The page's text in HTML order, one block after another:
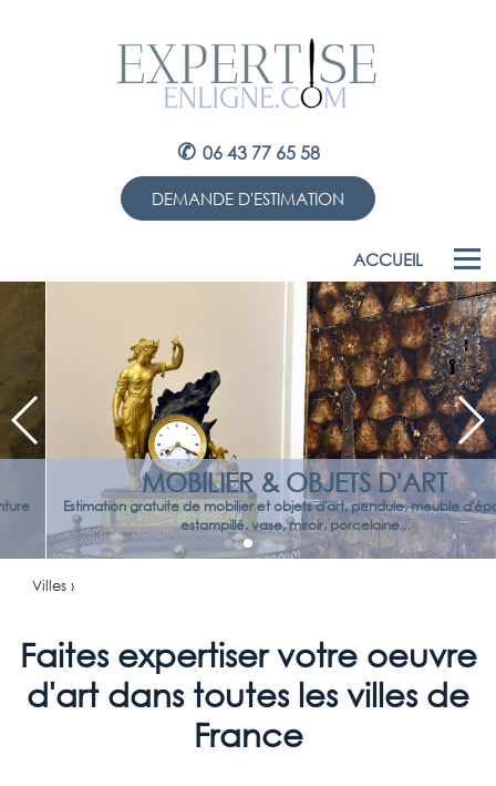
✆ 06 43 77 65 58
DEMANDE D'ESTIMATION
ACCUEIL
MOBILIER & OBJETS D'ART
Estimation gratuite de mobilier et objets d'art, pendule, meuble d'époque
estampillé, vase, miroir, porcelaine...
Villes ›
Faites expertiser votre oeuvre
d'art dans toutes les villes de
France